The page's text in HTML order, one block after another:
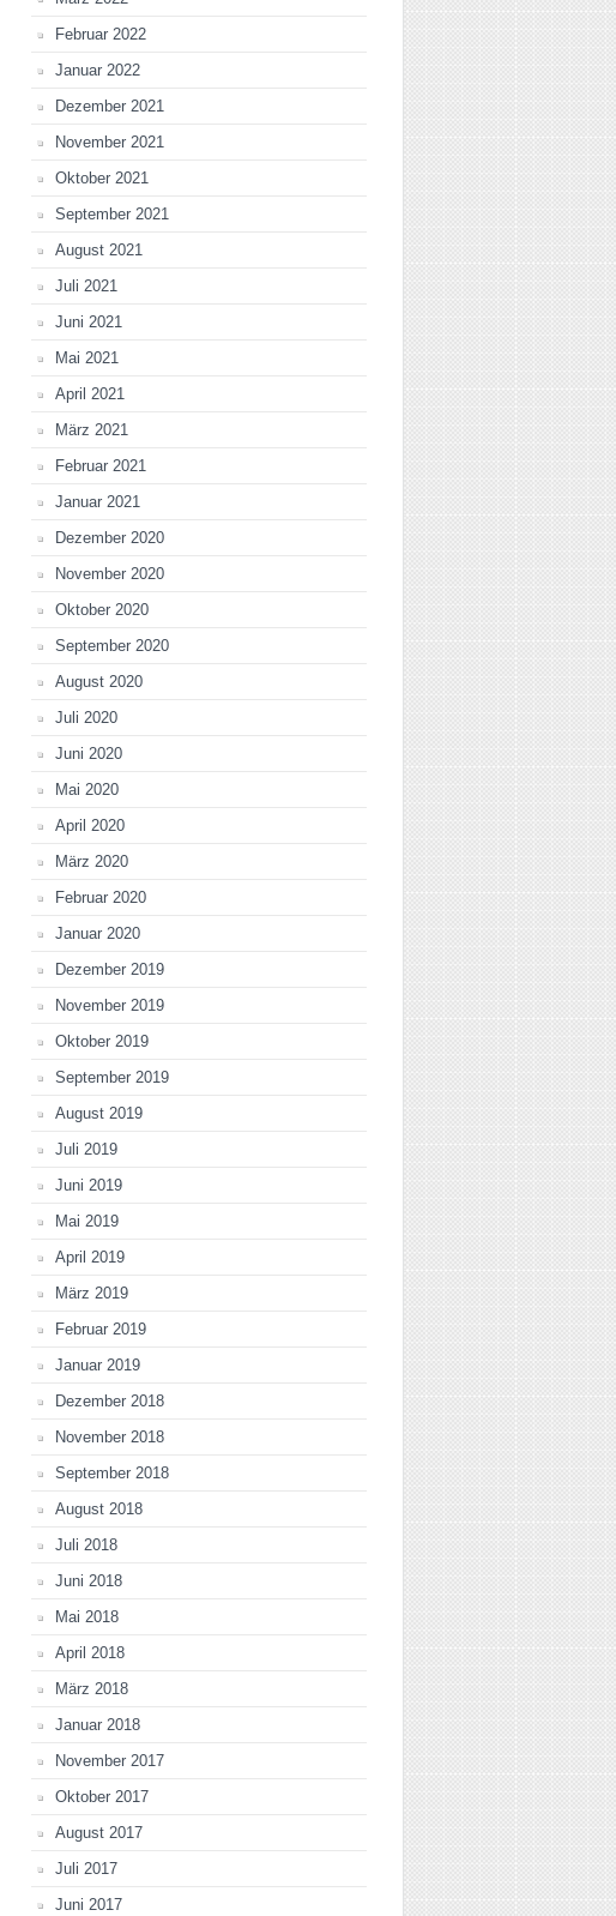
Februar 2022
Januar 2022
Dezember 2021
November 2021
Oktober 2021
September 2021
August 2021
Juli 2021
Juni 2021
Mai 2021
April 2021
März 2021
Februar 2021
Januar 2021
Dezember 2020
November 2020
Oktober 2020
September 2020
August 2020
Juli 2020
Juni 2020
Mai 2020
April 2020
März 2020
Februar 2020
Januar 2020
Dezember 2019
November 2019
Oktober 2019
September 2019
August 2019
Juli 2019
Juni 2019
Mai 2019
April 2019
März 2019
Februar 2019
Januar 2019
Dezember 2018
November 2018
September 2018
August 2018
Juli 2018
Juni 2018
Mai 2018
April 2018
März 2018
Januar 2018
November 2017
Oktober 2017
August 2017
Juli 2017
Juni 2017